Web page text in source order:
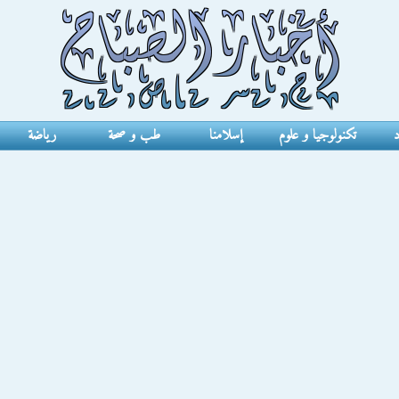
تكنولوجيا و علوم إسلامنا طب و صحة رياضة